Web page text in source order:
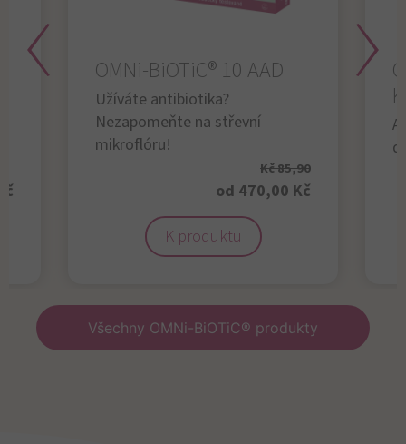
OMNi-BiOTiC® 10 AAD
Užíváte antibiotika?
Nezapomeňte na střevní
mikroflóru!
Kč 85,90
od 470,00 Kč
K produktu
Všechny OMNi-BiOTiC® produkty